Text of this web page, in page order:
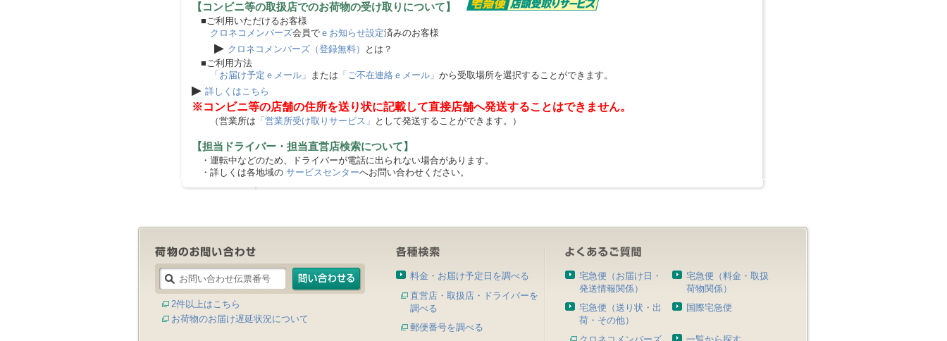
【コンビニ等の取扱店でのお荷物の受け取りについて】
■ご利用いただけるお客様
クロネコメンバーズ会員で ｅお知らせ設定済みのお客様
▶ クロネコメンバーズ（登録無料）
とは？
■ご利用方法
「お届け予定ｅメール」 または 「ご不在連絡ｅメール」 から受取場所を選択することができます。
▶ 詳しくはこちら
※コンビニ等の店舗の住所を送り状に記載して直接店舗へ発送することはできません。
（営業所は 「営業所受け取りサービス」 として発送することができます。）
【担当ドライバー・担当直営店検索について】
・運転中などのため、ドライバーが電話に出られない場合があります。
・詳しくは各地域の サービスセンターへお問い合わせください。
2件以上はこちら
お荷物のお届け遅延状況について
料金・お届け予定日を調べる
直営店・取扱店・ドライバーを
調べる
郵便番号を調べる
宅急便（お届け日・
発送情報関係）
宅急便（料金・取扱
荷物関係）
宅急便（送り状・出
荷・その他）
国際宅急便